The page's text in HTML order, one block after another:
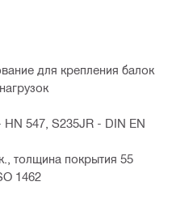
для крепления балок
547, S235JR - DIN EN
толщина покрытия 55
1462